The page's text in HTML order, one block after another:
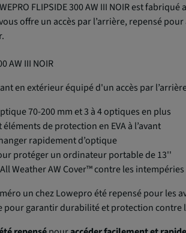
FLIPSIDE 300 AW III NOIR est
offre un accès par l’arrière, repensé
AW III NOIR
en extérieur équipé d'un accès par
70-200 mm et 3 à 4 optiques en plus
éléments de protection en EVA à l’avant
rapidement d’optique
protéger un ordinateur portable de 13''
Weather AW Cover™ contre les intempéries
un chez Lowepro été repensé pour les
pour garantir durabilité et protection contre